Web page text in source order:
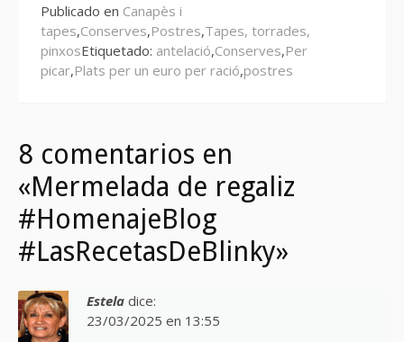
Publicado en Canapès i
tapes,Conserves,Postres,Tapes, torrades,
pinxosEtiquetado: antelació,Conserves,Per
picar,Plats per un euro per ració,postres
8 comentarios en
«Mermelada de regaliz
#HomenajeBlog
#LasRecetasDeBlinky»
Estela dice:
23/03/2025 en 13:55